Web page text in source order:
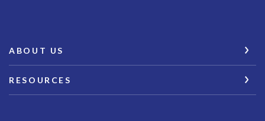
ABOUT US
RESOURCES